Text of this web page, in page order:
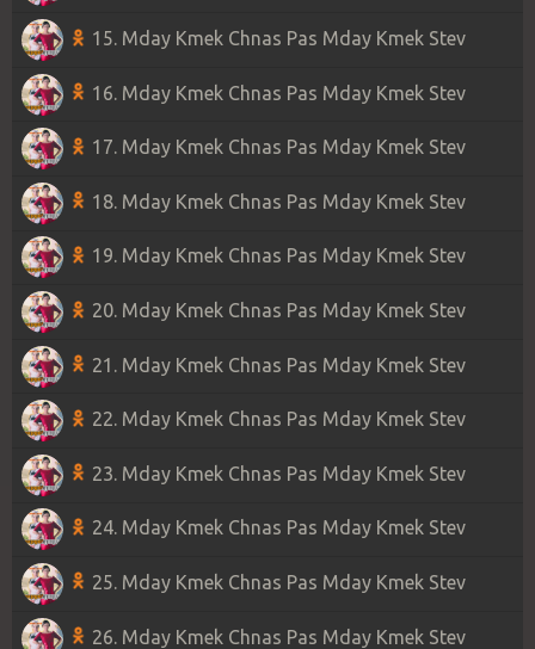
15. Mday Kmek Chnas Pas Mday Kmek Stev
16. Mday Kmek Chnas Pas Mday Kmek Stev
17. Mday Kmek Chnas Pas Mday Kmek Stev
18. Mday Kmek Chnas Pas Mday Kmek Stev
19. Mday Kmek Chnas Pas Mday Kmek Stev
20. Mday Kmek Chnas Pas Mday Kmek Stev
21. Mday Kmek Chnas Pas Mday Kmek Stev
22. Mday Kmek Chnas Pas Mday Kmek Stev
23. Mday Kmek Chnas Pas Mday Kmek Stev
24. Mday Kmek Chnas Pas Mday Kmek Stev
25. Mday Kmek Chnas Pas Mday Kmek Stev
26. Mday Kmek Chnas Pas Mday Kmek Stev